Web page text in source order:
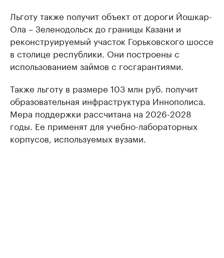
Льготу также получит объект от дороги Йошкар-
Ола – Зеленодольск до границы Казани и
реконструируемый участок Горьковского шоссе
в столице республики. Они построены с
использованием займов с госгарантиями.
Также льготу в размере 103 млн руб. получит
образовательная инфраструктура Иннополиса.
Мера поддержки рассчитана на 2026-2028
годы. Ее применят для учебно-лабораторных
корпусов, используемых вузами.